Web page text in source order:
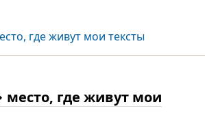
где живут мои